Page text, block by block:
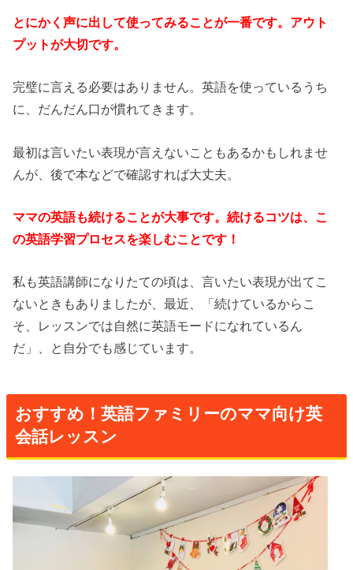
とにかく声に出して使ってみることが一番です。アウト
プットが大切です。
完璧に言える必要はありません。英語を使っているうち
に、だんだん口が慣れてきます。
最初は言いたい表現が言えないこともあるかもしれませ
んが、後で本などで確認すれば大丈夫。
ママの英語も続けることが大事です。続けるコツは、こ
の英語学習プロセスを楽しむことです！
私も英語講師になりたての頃は、言いたい表現が出てこ
ないときもありましたが、最近、「続けているからこ
そ、レッスンでは自然に英語モードになれているん
だ」、と自分でも感じています。
おすすめ！英語ファミリーのママ向け英
会話レッスン